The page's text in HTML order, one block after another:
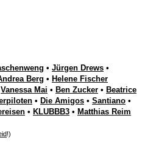
• Jürgen Drews •
Berg • Helene Fischer
Vanessa Mai • Ben Zucker • Beatrice
• Die Amigos • Santiano •
• KLUBBB3 • Matthias Reim
!)